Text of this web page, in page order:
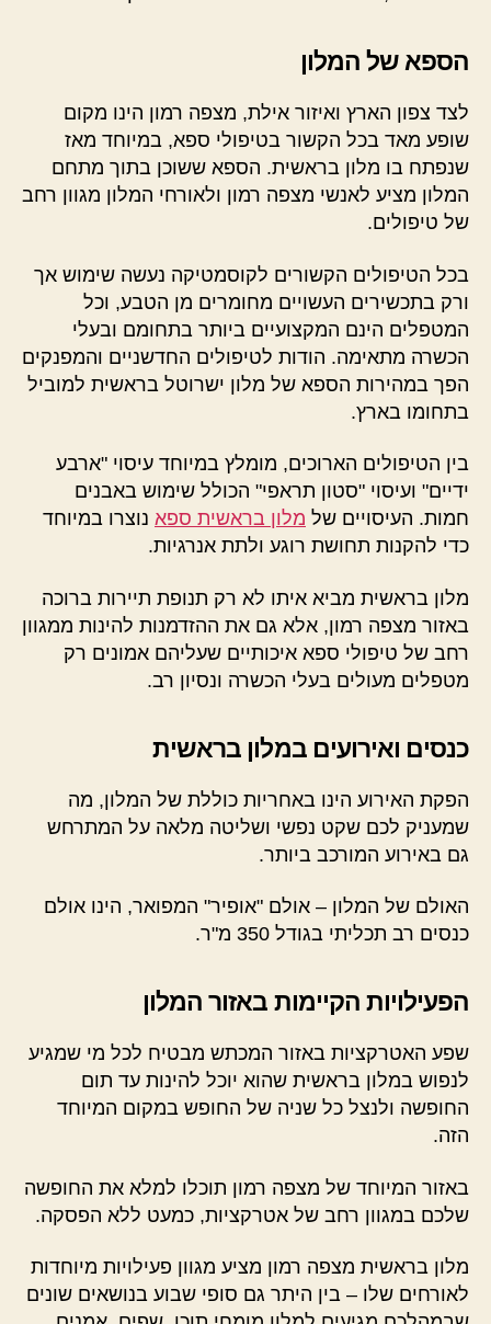
הספא של המלון
לצד צפון הארץ ואיזור אילת, מצפה רמון הינו מקום
שופע מאד בכל הקשור בטיפולי ספא, במיוחד מאז
שנפתח בו מלון בראשית. הספא ששוכן בתוך מתחם
המלון מציע לאנשי מצפה רמון ולאורחי המלון מגוון רחב
של טיפולים.
בכל הטיפולים הקשורים לקוסמטיקה נעשה שימוש אך
ורק בתכשירים העשויים מחומרים מן הטבע, וכל
המטפלים הינם המקצועיים ביותר בתחומם ובעלי
הכשרה מתאימה. הודות לטיפולים החדשניים והמפנקים
הפך במהירות הספא של מלון ישרוטל בראשית למוביל
בתחומו בארץ.
בין הטיפולים הארוכים, מומלץ במיוחד עיסוי "ארבע
ידיים" ועיסוי "סטון תראפי" הכולל שימוש באבנים
חמות. העיסויים של מלון בראשית ספא נוצרו במיוחד
כדי להקנות תחושת רוגע ולתת אנרגיות.
מלון בראשית מביא איתו לא רק תנופת תיירות ברוכה
באזור מצפה רמון, אלא גם את ההזדמנות להינות ממגוון
רחב של טיפולי ספא איכותיים שעליהם אמונים רק
מטפלים מעולים בעלי הכשרה ונסיון רב.
כנסים ואירועים במלון בראשית
הפקת האירוע הינו באחריות כוללת של המלון, מה
שמעניק לכם שקט נפשי ושליטה מלאה על המתרחש
גם באירוע המורכב ביותר.
האולם של המלון – אולם "אופיר" המפואר, הינו אולם
כנסים רב תכליתי בגודל 350 מ"ר.
הפעילויות הקיימות באזור המלון
שפע האטרקציות באזור המכתש מבטיח לכל מי שמגיע
לנפוש במלון בראשית שהוא יוכל להינות עד תום
החופשה ולנצל כל שניה של החופש במקום המיוחד
הזה.
באזור המיוחד של מצפה רמון תוכלו למלא את החופשה
שלכם במגוון רחב של אטרקציות, כמעט ללא הפסקה.
מלון בראשית מצפה רמון מציע מגוון פעילויות מיוחדות
לאורחים שלו – בין היתר גם סופי שבוע בנושאים שונים